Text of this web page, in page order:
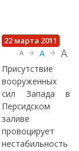
22 марта 2011
A A A
Присутствие
вооруженных
сил Запада в
Персидском
заливе
провоцирует
нестабильность